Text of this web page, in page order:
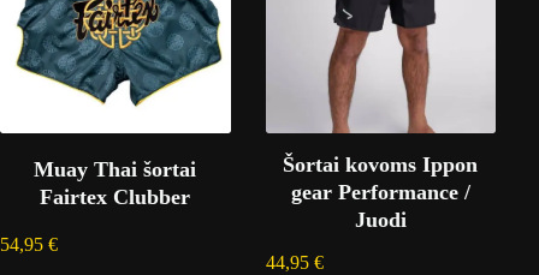
Muay Thai šortai
Fairtex Clubber
54,95 €
Šortai kovoms Ippon
gear Performance /
Juodi
44,95 €